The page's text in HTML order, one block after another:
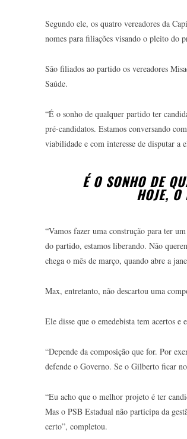
Segundo ele, os quatro vereadores da
nomes para filiações visando o pleito do
São filiados ao partido os vereadores
Saúde.
“É o sonho de qualquer partido ter
pré-candidatos. Estamos conversando
viabilidade e com interesse de disputar a
É O SONHO DE
HOJE, O
“Vamos fazer uma construção para ter
do partido, estamos liberando. Não
chega o mês de março, quando abre a
Max, entretanto, não descartou uma
Ele disse que o emedebista tem acertos e
“Depende da composição que for. Por
defende o Governo. Se o Gilberto ficar
“Eu acho que o melhor projeto é ter
Mas o PSB Estadual não participa da
certo”, completou.